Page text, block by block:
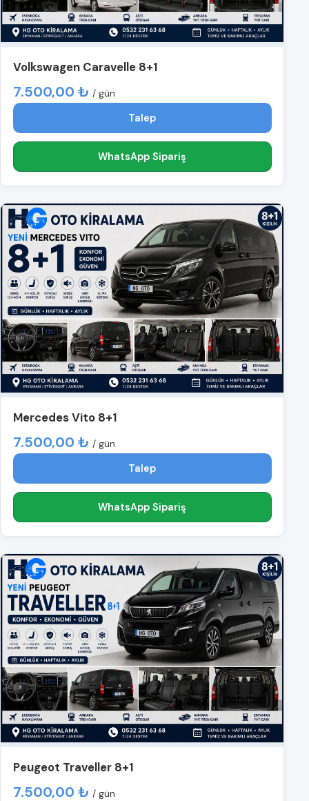
Volkswagen Caravelle 8+1
7.500,00 ₺ / gün
Talep
WhatsApp Sipariş
Mercedes Vito 8+1
7.500,00 ₺ / gün
Talep
WhatsApp Sipariş
Peugeot Traveller 8+1
7.500,00 ₺ / gün